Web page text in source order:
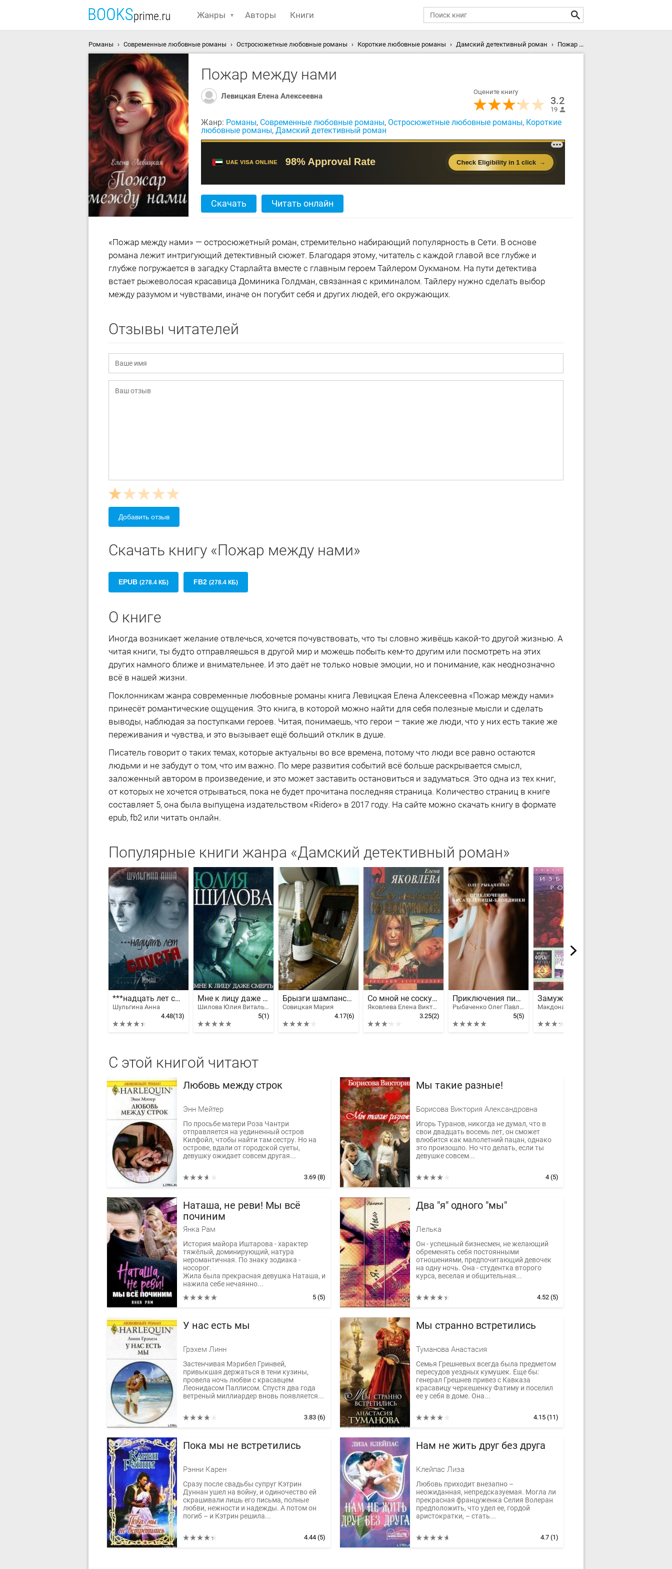
Жанры Авторы Книги
Романы Современные любовные романы Остросюжетные любовные романы Короткие любовные романы Дамский детективный роман Пожар между нами скачать книгу
Пожар между нами
Левицкая Елена Алексеевна Оцените книгу
3.2
19
Жанр: Романы, Современные любовные романы, Остросюжетные любовные романы, Короткие
любовные романы, Дамский детективный роман
Скачать Читать онлайн
«Пожар между нами» — остросюжетный роман, стремительно набирающий популярность в Сети. В основе
романа лежит интригующий детективный сюжет. Благодаря этому, читатель с каждой главой все глубже и
глубже погружается в загадку Старлайта вместе с главным героем Тайлером Оукманом. На пути детектива
встает рыжеволосая красавица Доминика Голдман, связанная с криминалом. Тайлеру нужно сделать выбор
между разумом и чувствами, иначе он погубит себя и других людей, его окружающих.
Отзывы читателей
Добавить отзыв
Скачать книгу «Пожар между нами»
EPUB (278.4 КБ) FB2 (278.4 КБ)
О книге
Иногда возникает желание отвлечься, хочется почувствовать, что ты словно живёшь какой-то другой жизнью. А
читая книги, ты будто отправляешься в другой мир и можешь побыть кем-то другим или посмотреть на этих
других намного ближе и внимательнее. И это даёт не только новые эмоции, но и понимание, как неоднозначно
всё в нашей жизни.
Поклонникам жанра современные любовные романы книга Левицкая Елена Алексеевна «Пожар между нами»
принесёт романтические ощущения. Это книга, в которой можно найти для себя полезные мысли и сделать
выводы, наблюдая за поступками героев. Читая, понимаешь, что герои – такие же люди, что у них есть такие же
переживания и чувства, и это вызывает ещё больший отклик в душе.
Писатель говорит о таких темах, которые актуальны во все времена, потому что люди все равно остаются
людьми и не забудут о том, что им важно. По мере развития событий всё больше раскрывается смысл,
заложенный автором в произведение, и это может заставить остановиться и задуматься. Это одна из тех книг,
от которых не хочется отрываться, пока не будет прочитана последняя страница. Количество страниц в книге
составляет 5, она была выпущена издательством «Ridero» в 2017 году. На сайте можно скачать книгу в формате
epub, fb2 или читать онлайн.
Популярные книги жанра «Дамский детективный роман»
***надцать лет спустя
Шульгина Анна
4.48(13)
Мне к лицу даже смерть
Шилова Юлия Витальевна
5(1)
Брызги шампанского
Совицкая Мария
4.17(6)
Со мной не соскучишься
Яковлева Елена Викторовна
3.25(2)
Приключения писательницы-блондинки
Рыбаченко Олег Павлович
5(5)
Макдональд Патриция
С этой книгой читают
Любовь между строк
Энн Мейтер
По просьбе матери Роза Чантри
отправляется на уединенный остров
Килфойл, чтобы найти там сестру. Но на
острове, вдали от городской суеты,
девушку ожидает совсем другая...
3.69 (8)
Мы такие разные!
Борисова Виктория Александровна
Игорь Туранов, никогда не думал, что в
свои двадцать восемь лет, он сможет
влюбится как малолетний пацан, однако
это произошло. Но что делать, если ты
девушке совсем...
4(5)
Наташа, не реви! Мы всё
починим
Янка Рам
История майора Иштарова - характер
тяжёлый, доминирующий, натура
неромантичная. По знаку зодиака -
носорог.
Жила была прекрасная девушка Наташа, и
нажила себе нечаянно...
5 (5)
Два "я" одного "мы"
Лелька
Он - успешный бизнесмен, не желающий
обременять себя постоянными
отношениями, предпочитающий девочек
на одну ночь. Она - студентка второго
курса, веселая и общительная...
4.52(5)
У нас есть мы
Грэхем Линн
Застенчивая Мэрибел Гринвей,
привыкшая держаться в тени кузины,
провела ночь любви с красавцем
Леонидасом Паллисом. Спустя два года
ветреный миллиардер вновь появляется...
3.83 (6)
Мы странно встретились
Туманова Анастасия
Семья Грешневых всегда была предметом
пересудов уездных кумушек. Еще бы:
генерал Грешнев привез с Кавказа
красавицу черкешенку Фатиму и поселил
ее у себя в доме. Она...
4.15(11)
Пока мы не встретились
Рэнни Карен
Сразу после свадьбы супруг Кэтрин
Дуннан ушел на войну, и одиночество ей
скрашивали лишь его письма, полные
любви, нежности и надежды. А потом он
погиб – и Кэтрин решила...
4.44 (5)
Нам не жить друг без друга
Клейпас Лиза
Любовь приходит внезапно –
неожиданная, непредсказуемая. Могла ли
прекрасная француженка Селия Волеран
предположить, что удел ее, гордой
аристократки, – стать...
4.7(1)